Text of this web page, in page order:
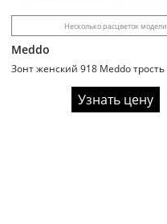
Несколько расцветок модели
Meddo
Узнать цену